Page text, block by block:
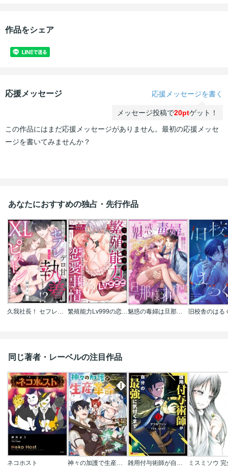
作品をシェア
応援メッセージ 応援メッセージを書く
メッセージ投稿で20ptゲット！
この作品にはまだ応援メッセージがありません。最初の応援メッセ
ージを書いてみませんか？
あなたにおすすめの独占・先行作品
繁殖能力Lv999の恋愛事情 ―幼なじみ候爵令息とのウブあま新婚生活―（単話版）
同じ著者・レーベルの注目作品
ネコホスト 神々の加護で生産革命～異世界の片隅でまったりスローライフしてたら､なぜか多彩な人材が集まって最強国家ができてました～(コミック) ミスミソウ